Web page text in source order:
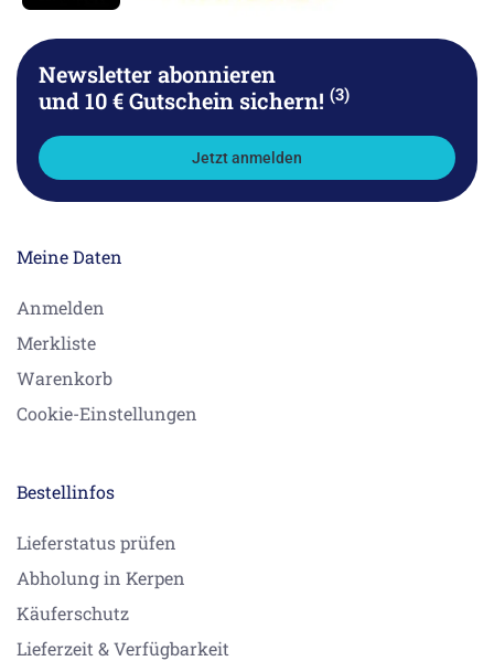
Newsletter abonnieren
und 10 € Gutschein sichern! (3)
Jetzt anmelden
Meine Daten
Anmelden
Merkliste
Warenkorb
Cookie-Einstellungen
Bestellinfos
Lieferstatus prüfen
Abholung in Kerpen
Käuferschutz
Lieferzeit & Verfügbarkeit